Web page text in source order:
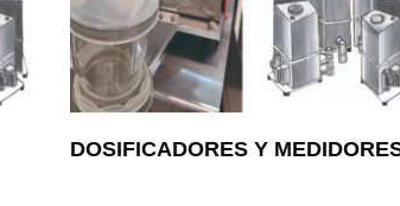
DOSIFICADORES Y